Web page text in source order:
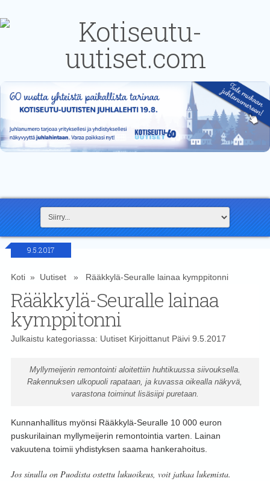
9.5.2017
Koti» Uutiset» Rääkkylä-Seuralle lainaa kymppitonni
Rääkkylä-Seuralle lainaa
kymppitonni
Julkaistu kategoriassa: UutisetKirjoittanut Päivi9.5.2017
Myllymeijerin remontointi aloitettiin huhtikuussa siivouksella.
Rakennuksen ulkopuoli rapataan, ja kuvassa oikealla näkyvä,
varastona toiminut lisäsiipi puretaan.
Kunnanhallitus myönsi Rääkkylä-Seuralle 10 000 euron
puskurilainan myllymeijerin remontointia varten. Lainan
vakuutena toimii yhdistyksen saama hankerahoitus.
Jos sinulla on Puodista ostettu lukuoikeus, voit jatkaa lukemista.